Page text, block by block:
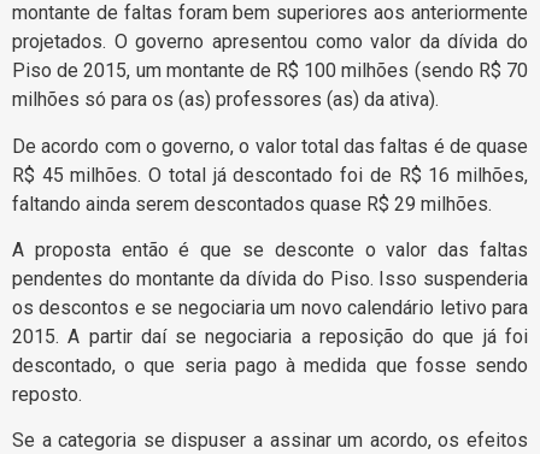
montante de faltas foram bem superiores aos anteriormente
projetados. O governo apresentou como valor da dívida do
Piso de 2015, um montante de R$ 100 milhões (sendo R$ 70
milhões só para os (as) professores (as) da ativa).
De acordo com o governo, o valor total das faltas é de quase
R$ 45 milhões. O total já descontado foi de R$ 16 milhões,
faltando ainda serem descontados quase R$ 29 milhões.
A proposta então é que se desconte o valor das faltas
pendentes do montante da dívida do Piso. Isso suspenderia
os descontos e se negociaria um novo calendário letivo para
2015. A partir daí se negociaria a reposição do que já foi
descontado, o que seria pago à medida que fosse sendo
reposto.
Se a categoria se dispuser a assinar um acordo, os efeitos